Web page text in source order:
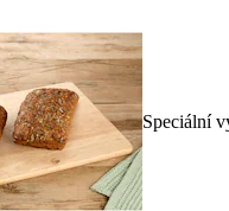
Speciální